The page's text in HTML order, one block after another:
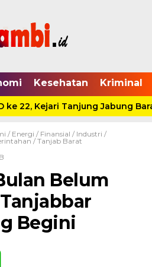
Kesehatan Kriminal
22, Kejari Tanjung Jabung
/ Energi / Finansial / Industri /
/ Tanjab Barat
Belum
Begini